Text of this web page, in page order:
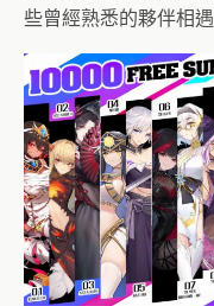
些曾經熟悉的夥伴相